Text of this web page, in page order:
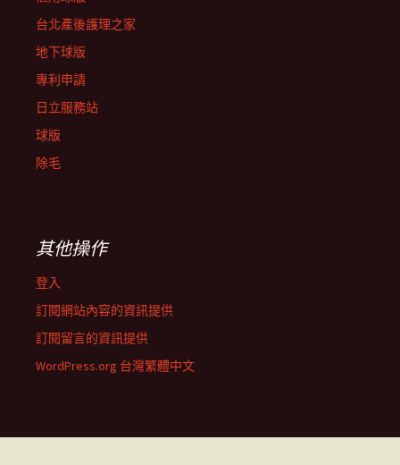
台北產後護理之家
地下球版
專利申請
日立服務站
球版
除毛
其他操作
登入
訂閱網站內容的資訊提供
訂閱留言的資訊提供
WordPress.org 台灣繁體中文